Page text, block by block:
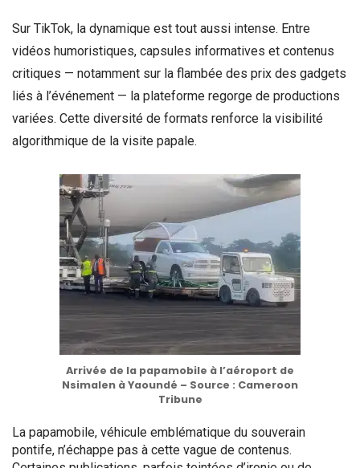
Sur TikTok, la dynamique est tout aussi intense. Entre
vidéos humoristiques, capsules informatives et contenus
critiques — notamment sur la flambée des prix des gadgets
liés à l’événement — la plateforme regorge de productions
variées. Cette diversité de formats renforce la visibilité
algorithmique de la visite papale.
Arrivée de la papamobile à l’aéroport de
Nsimalen à Yaoundé – Source : Cameroon
Tribune
La papamobile, véhicule emblématique du souverain
pontife, n’échappe pas à cette vague de contenus.